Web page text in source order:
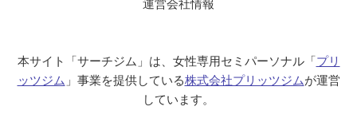
運営会社情報
本サイト「サーチジム」は、女性専用セミパーソナル「プリ
ッツジム 」事業を提供している株式会社プリッツジムが運営
しています。